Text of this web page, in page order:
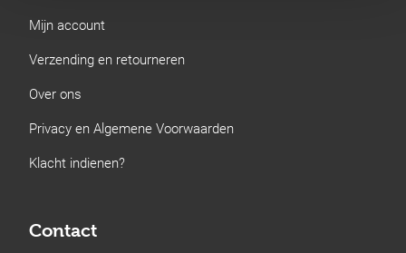
Mijn account
Verzending en retourneren
Over ons
Privacy en Algemene Voorwaarden
Klacht indienen?
Contact